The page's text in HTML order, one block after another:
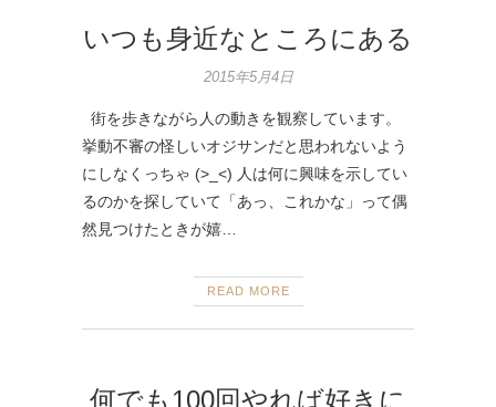
いつも身近なところにある
2015年5月4日
街を歩きながら人の動きを観察しています。
挙動不審の怪しいオジサンだと思われないよう
にしなくっちゃ (>_<) 人は何に興味を示してい
るのかを探していて「あっ、これかな」って偶
然見つけたときが嬉…
READ MORE
何でも100回やれば好きに